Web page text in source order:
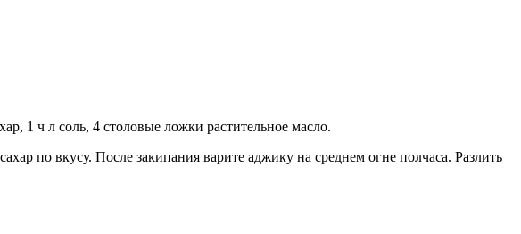
1 ч л соль, 4 столовые ложки растительное масло.
по вкусу. После закипания варите аджику на среднем огне полчаса. Разлить